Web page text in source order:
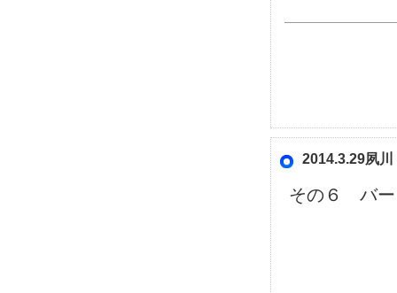
2014.3.29夙
その６ バー